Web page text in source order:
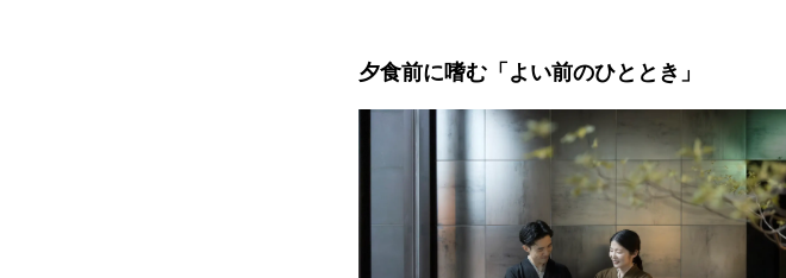
夕食前に嗜む「よい前のひととき」